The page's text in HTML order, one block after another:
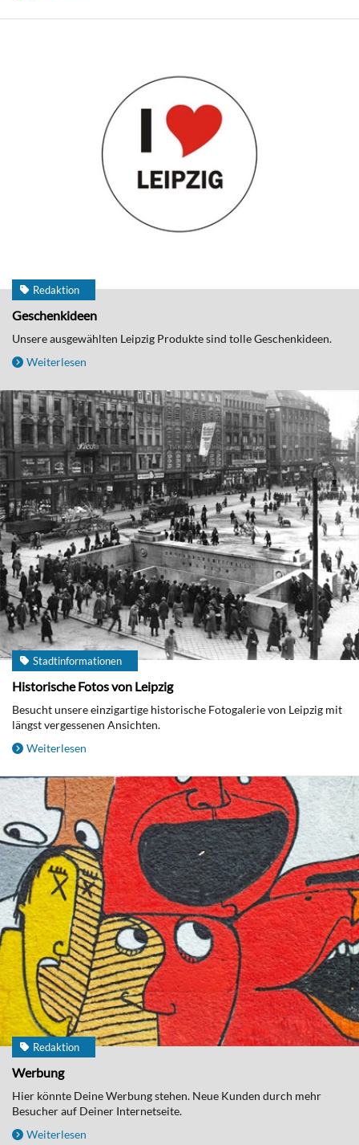
Redaktion
Geschenkideen
Unsere ausgewählten Leipzig Produkte sind tolle Geschenkideen.
Weiterlesen
Stadtinformationen
Historische Fotos von Leipzig
Besucht unsere einzigartige historische Fotogalerie von Leipzig mit
längst vergessenen Ansichten.
Weiterlesen
Redaktion
Werbung
Hier könnte Deine Werbung stehen. Neue Kunden durch mehr
Besucher auf Deiner Internetseite.
Weiterlesen